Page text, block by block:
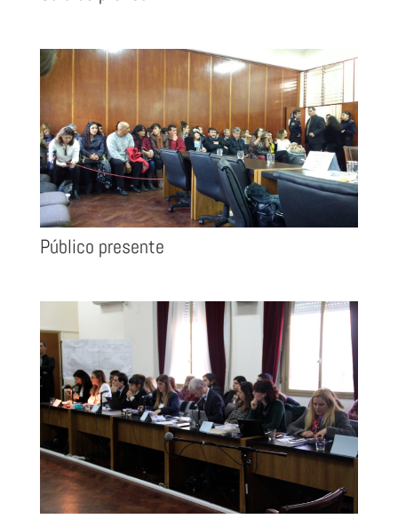
Público presente